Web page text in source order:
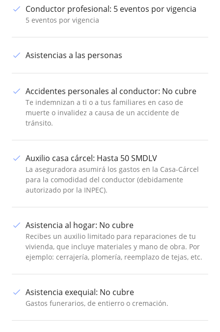
Conductor profesional: 5 eventos por vigencia
5 eventos por vigencia
Asistencias a las personas
Accidentes personales al conductor: No cubre
Te indemnizan a ti o a tus familiares en caso de
muerte o invalidez a causa de un accidente de
tránsito.
Auxilio casa cárcel: Hasta 50 SMDLV
La aseguradora asumirá los gastos en la Casa-Cárcel
para la comodidad del conductor (debidamente
autorizado por la INPEC).
Asistencia al hogar: No cubre
Recibes un auxilio limitado para reparaciones de tu
vivienda, que incluye materiales y mano de obra. Por
ejemplo: cerrajería, plomería, reemplazo de tejas, etc.
Asistencia exequial: No cubre
Gastos funerarios, de entierro o cremación.